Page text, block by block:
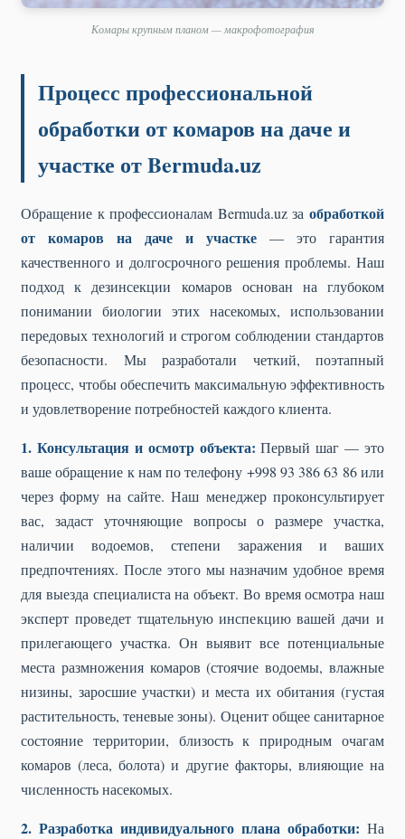
Комары крупным планом — макрофотография
Процесс профессиональной
обработки от комаров на даче и
участке от Bermuda.uz
Обращение к профессионалам Bermuda.uz за обработкой
от комаров на даче и участке — это гарантия
качественного и долгосрочного решения проблемы. Наш
подход к дезинсекции комаров основан на глубоком
понимании биологии этих насекомых, использовании
передовых технологий и строгом соблюдении стандартов
безопасности. Мы разработали четкий, поэтапный
процесс, чтобы обеспечить максимальную эффективность
и удовлетворение потребностей каждого клиента.
1. Консультация и осмотр объекта: Первый шаг — это
ваше обращение к нам по телефону +998 93 386 63 86 или
через форму на сайте. Наш менеджер проконсультирует
вас, задаст уточняющие вопросы о размере участка,
наличии водоемов, степени заражения и ваших
предпочтениях. После этого мы назначим удобное время
для выезда специалиста на объект. Во время осмотра наш
эксперт проведет тщательную инспекцию вашей дачи и
прилегающего участка. Он выявит все потенциальные
места размножения комаров (стоячие водоемы, влажные
низины, заросшие участки) и места их обитания (густая
растительность, теневые зоны). Оценит общее санитарное
состояние территории, близость к природным очагам
комаров (леса, болота) и другие факторы, влияющие на
численность насекомых.
2. Разработка индивидуального плана обработки: На